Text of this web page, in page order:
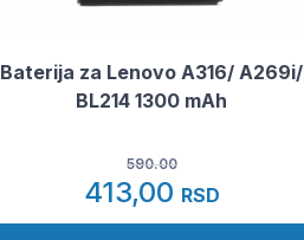
Baterija za Lenovo A316/ A269i/
BL214 1300 mAh
590.00
413,00 RSD